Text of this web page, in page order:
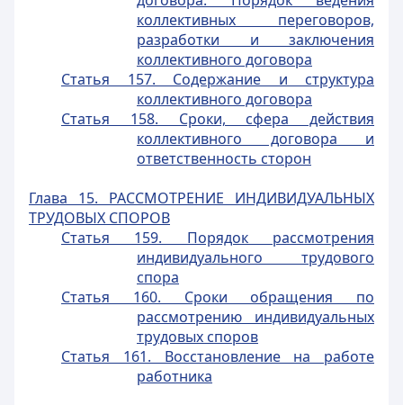
коллективных переговоров,
разработки и заключения
коллективного договора
Статья 157. Содержание и структура
коллективного договора
Статья 158. Сроки, сфера действия
коллективного договора и
ответственность сторон
Глава 15. РАССМОТРЕНИЕ ИНДИВИДУАЛЬНЫХ
ТРУДОВЫХ СПОРОВ
Статья 159. Порядок рассмотрения
индивидуального трудового
спора
Статья 160. Сроки обращения по
рассмотрению индивидуальных
трудовых споров
Статья 161. Восстановление на работе
работника